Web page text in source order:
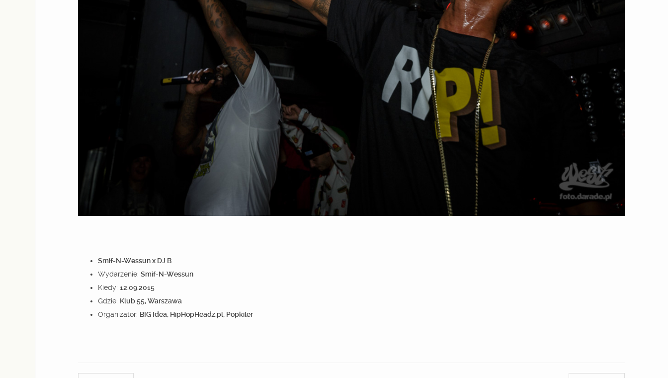
Smif-N-Wessun x DJ B
Wydarzenie: Smif-N-Wessun
Kiedy: 12.09.2015
Gdzie: Klub 55, Warszawa
Organizator: BIG Idea, HipHopHeadz.pl, Popkiler